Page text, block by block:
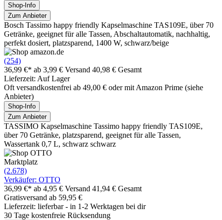
Shop-Info
Zum Anbieter
Bosch Tassimo happy friendly Kapselmaschine TAS109E, über 70
Getränke, geeignet für alle Tassen, Abschaltautomatik, nachhaltig,
perfekt dosiert, platzsparend, 1400 W, schwarz/beige
(254)
36,99 €* ab 3,99 € Versand 40,98 € Gesamt
Lieferzeit: Auf Lager
Oft versandkostenfrei ab 49,00 € oder mit Amazon Prime (siehe
Anbieter)
Shop-Info
Zum Anbieter
TASSIMO Kapselmaschine Tassimo happy friendly TAS109E,
über 70 Getränke, platzsparend, geeignet für alle Tassen,
Wassertank 0,7 L, schwarz schwarz
Marktplatz
(2.678)
Verkäufer: OTTO
36,99 €* ab 4,95 € Versand 41,94 € Gesamt
Gratisversand ab 59,95 €
Lieferzeit: lieferbar - in 1-2 Werktagen bei dir
30 Tage kostenfreie Rücksendung